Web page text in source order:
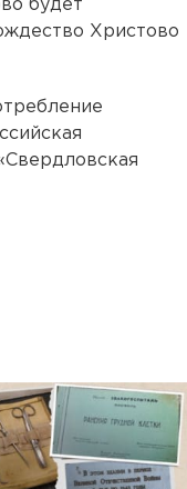
будет
Христово